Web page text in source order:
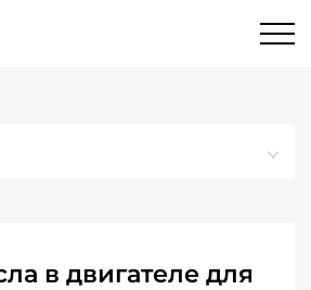
в двигателе для